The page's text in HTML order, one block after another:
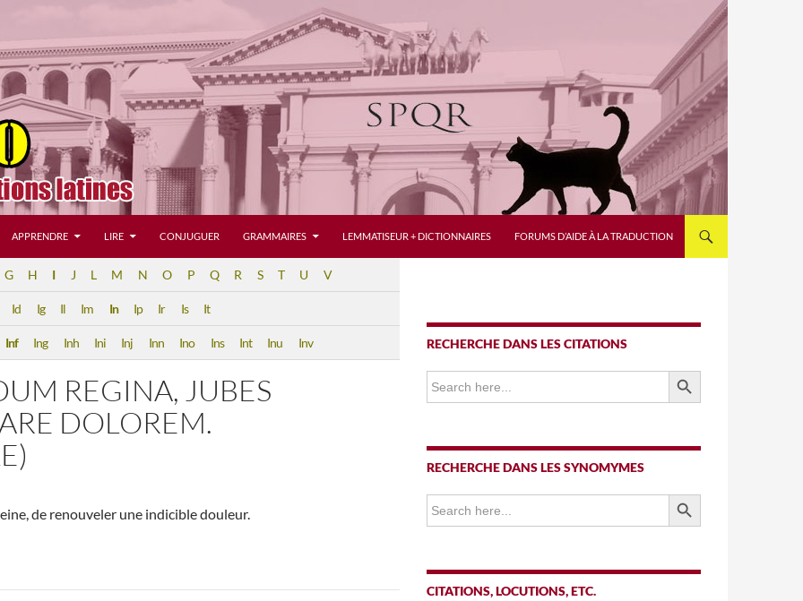
APPRENDRE LIRE CONJUGUER GRAMMAIRES LEMMATISEUR + DICTIONNAIRES FORUMS D’AIDE À LA TRADUCTION
G H I J L M N O P Q R S T U V
Id Ig Il Im In Ip Ir Is It
Inf Ing Inh Ini Inj Inn Ino Ins Int Inu Inv
REGINA, JUBES
DOLOREM.
de renouveler une indicible douleur.
RECHERCHE DANS LES CITATIONS
Search
for:
SEARCH BUTTON
RECHERCHE DANS LES SYNOMYMES
Search
for:
SEARCH BUTTON
CITATIONS, LOCUTIONS, ETC.